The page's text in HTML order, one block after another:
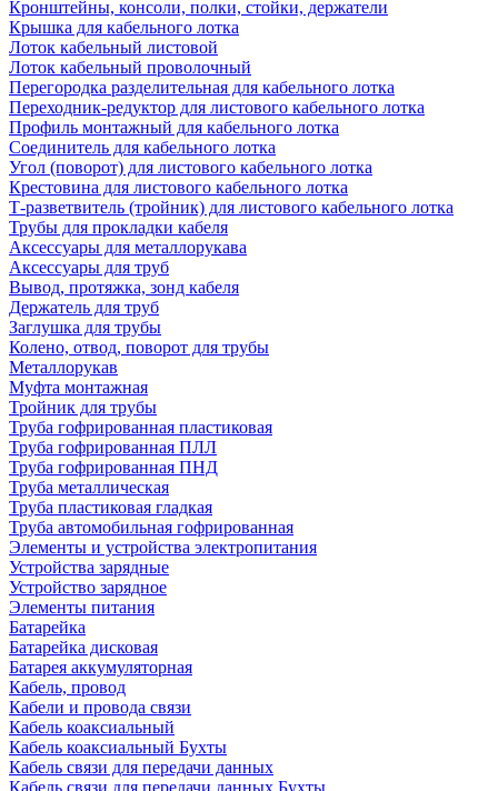
Кронштейны, консоли, полки, стойки, держатели
Крышка для кабельного лотка
Лоток кабельный листовой
Лоток кабельный проволочный
Перегородка разделительная для кабельного лотка
Переходник-редуктор для листового кабельного лотка
Профиль монтажный для кабельного лотка
Соединитель для кабельного лотка
Угол (поворот) для листового кабельного лотка
Крестовина для листового кабельного лотка
Т-разветвитель (тройник) для листового кабельного лотка
Трубы для прокладки кабеля
Аксессуары для металлорукава
Аксессуары для труб
Вывод, протяжка, зонд кабеля
Держатель для труб
Заглушка для трубы
Колено, отвод, поворот для трубы
Металлорукав
Муфта монтажная
Тройник для трубы
Труба гофрированная пластиковая
Труба гофрированная ПЛЛ
Труба гофрированная ПНД
Труба металлическая
Труба пластиковая гладкая
Труба автомобильная гофрированная
Элементы и устройства электропитания
Устройства зарядные
Устройство зарядное
Элементы питания
Батарейка
Батарейка дисковая
Батарея аккумуляторная
Кабель, провод
Кабели и провода связи
Кабель коаксиальный
Кабель коаксиальный Бухты
Кабель связи для передачи данных
Кабель связи для передачи данных Бухты